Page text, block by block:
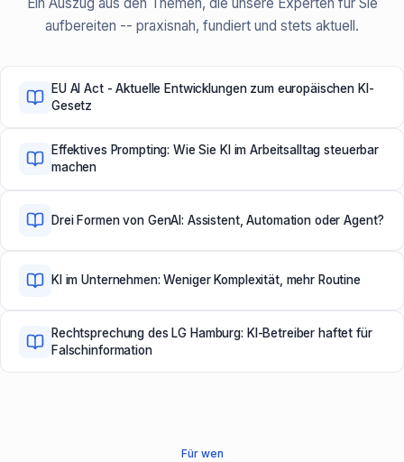
aufbereiten -- praxisnah, fundiert und stets aktuell.
EU AI Act - Aktuelle Entwicklungen zum europäischen KI-
Gesetz
Effektives Prompting: Wie Sie KI im Arbeitsalltag steuerbar
machen
Drei Formen von GenAI: Assistent, Automation oder Agent?
KI im Unternehmen: Weniger Komplexität, mehr Routine
Rechtsprechung des LG Hamburg: KI-Betreiber haftet für
Falschinformation
Für wen